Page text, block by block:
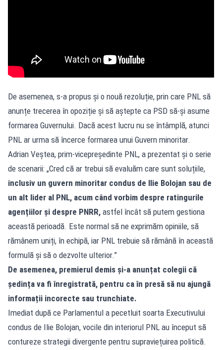
De asemenea, s-a propus și o nouă rezoluție, prin care PNL să
anunțe trecerea în opoziție și să aștepte ca PSD să-și asume
formarea Guvernului. Dacă acest lucru nu se întâmplă, atunci
PNL ar urma să încerce formarea unui Guvern minoritar.
Adrian Veștea, prim-vicepreședinte PNL, a prezentat și o serie
de scenarii: „Cred că ar trebui să evaluăm care sunt soluțiile,
inclusiv un guvern minoritar condus de Ilie Bolojan sau de
un alt lider al PNL, acum când vorbim despre ratingurile
agențiilor și despre PNRR, astfel încât să putem gestiona
această perioadă. Este normal să ne exprimăm opiniile, să
rămânem uniți, în echipă, iar PNL trebuie să rămână în această
formulă și să o dezvolte ulterior.”
De asemenea, premierul demis și-a anunțat colegii că
ședința va fi înregistrată, pentru ca în presă să nu ajungă
informații incorecte sau trunchiate.
Imediat după ce Parlamentul a pecetluit soarta Executivului
condus de Ilie Bolojan, vocile din interiorul PNL au început să
contureze strategii divergente pentru supraviețuirea politică.